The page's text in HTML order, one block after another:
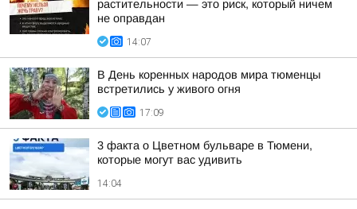
растительности — это риск, который ничем
не оправдан
14:07
В День коренных народов мира тюменцы
встретились у живого огня
17:09
3 факта о Цветном бульваре в Тюмени,
которые могут вас удивить
14:04